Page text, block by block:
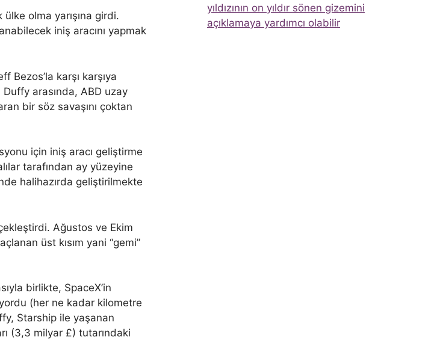
olma yarışına girdi.
iniş aracını yapmak
Bezos’la karşı karşıya
arasında, ABD uzay
bir söz savaşını çoktan
için iniş aracı geliştirme
tarafından ay yüzeyine
halihazırda geliştirilmekte
Ağustos ve Ekim
üst kısım yani “gemi”
birlikte, SpaceX’in
(her ne kadar kilometre
Starship ile yaşanan
(3,3 milyar £) tutarındaki
yıldızının on yıldır sönen gizemini
açıklamaya yardımcı olabilir